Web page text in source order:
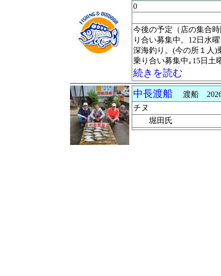
0
今後の予定（店の集合
り合い募集中。12日水
深海釣り。(今の所１人)
乗り合い募集中｡15日
続きを読む
中長渡船
渡船
チヌ
堀田氏